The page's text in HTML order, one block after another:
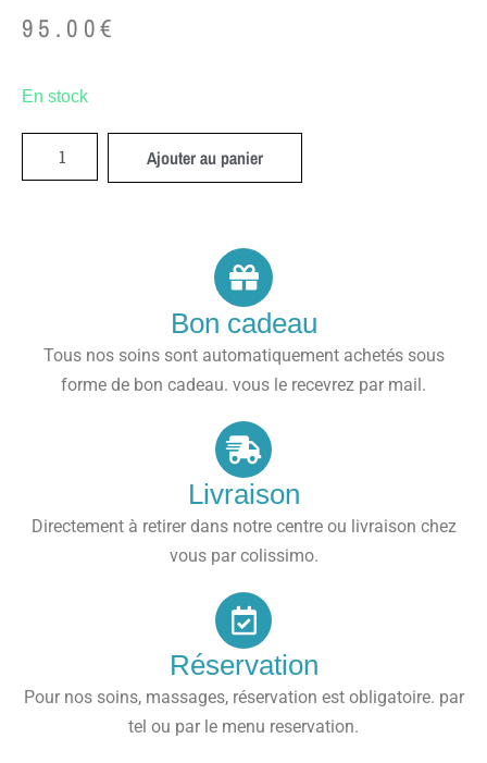
95.00€
En stock
Ajouter au panier
Bon cadeau
Tous nos soins sont automatiquement achetés sous
forme de bon cadeau. vous le recevrez par mail.
Livraison
Directement à retirer dans notre centre ou livraison chez
vous par colissimo.
Réservation
Pour nos soins, massages, réservation est obligatoire. par
tel ou par le menu reservation.